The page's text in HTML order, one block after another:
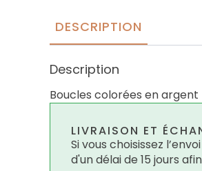
DESCRIPTION
Description
Boucles colorées en
LIVRAISON ET
Si vous choisissez
d'un délai de 15 jours